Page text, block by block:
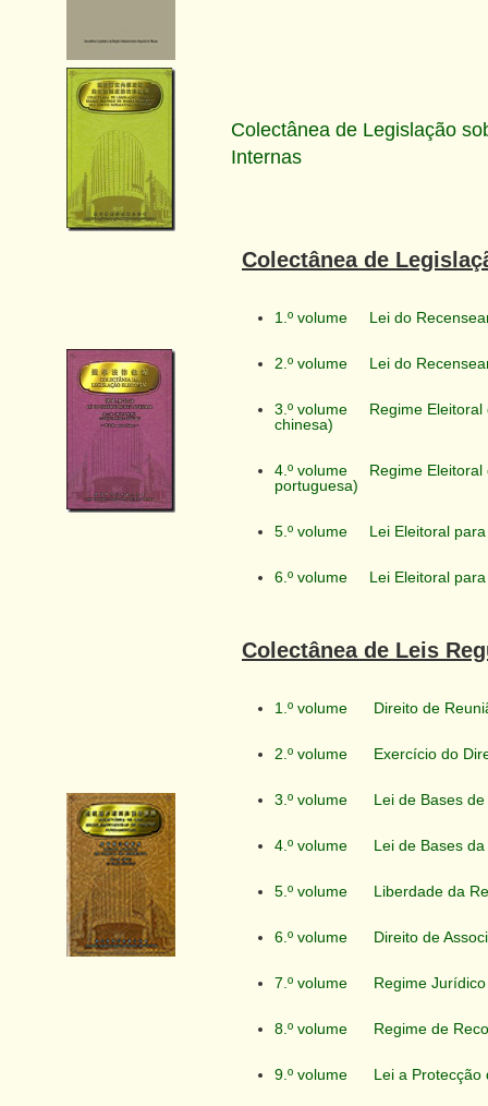
Colectânea de Legislação
Internas
Colectânea de
1.º volume Lei do
2.º volume Lei do
3.º volume
Regime
chinesa)
4.º volume
Regime
portuguesa)
5.º volume Lei Eleitoral
6.º volume Lei Eleitoral
Colectânea de Leis
1.º volume Direito de
2.º volume Exercício do
3.º volume Lei de Bases
4.º volume Lei de Bases
5.º volume Liberdade da
6.º volume Direito de
7.º volume Regime
8.º volume Regime de
9.º volume Lei a Protecção